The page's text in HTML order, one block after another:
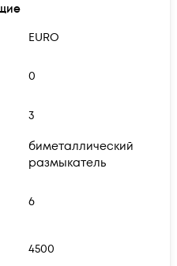
EURO
0
3
биметаллический
размыкатель
6
4500